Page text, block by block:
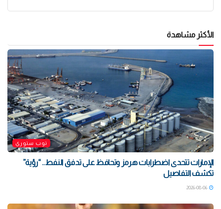
الأكثر مشاهدة
توب ستوري
الإمارات تتحدى اضطرابات هرمز وتحافظ على تدفق النفط.. “رؤية”
تكشف التفاصيل